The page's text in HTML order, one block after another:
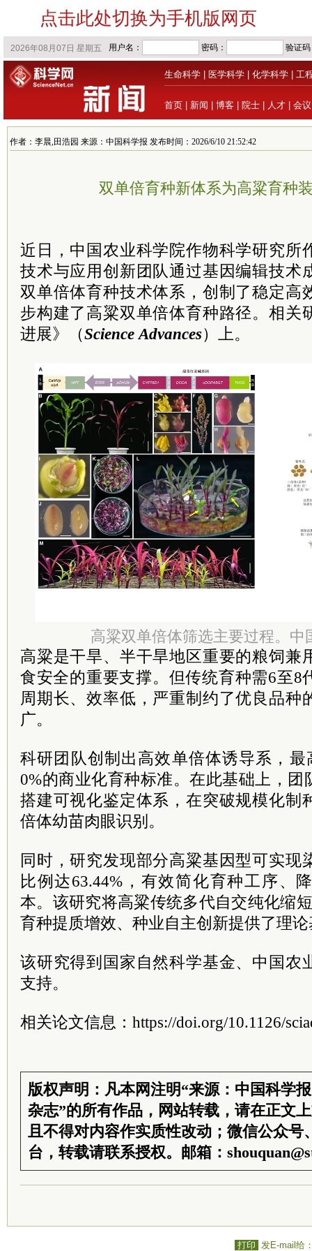
点击此处切换为手机版网页
生命科学 医学科学 化学科学 工
首页 新闻 博客 院士 人才 会议
作者：李晨,田浩园 来源：中国科学报 发布时间：2026/6/10 21:52:42
双单倍育种新体系为高粱育种
近日，中国农业科学院作物科学研究所
技术与应用创新团队通过基因编辑技术
双单倍体育种技术体系，创制了稳定高
步构建了高粱双单倍体育种路径。相关
进展》（Science Advances）上。
高粱双单倍体筛选主要过程。中
高粱是干旱、半干旱地区重要的粮饲兼
食安全的重要支撑。但传统育种需6至8
周期长、效率低，严重制约了优良品种
广。
科研团队创制出高效单倍体诱导系，最
0%的商业化育种标准。在此基础上，团
搭建可视化鉴定体系，在突破规模化制
倍体幼苗肉眼识别。
同时，研究发现部分高粱基因型可实现
比例达63.44%，有效简化育种工序、
本。该研究将高粱传统多代自交纯化缩
育种提质增效、种业自主创新提供了理
该研究得到国家自然科学基金、中国农
支持。
相关论文信息：https://doi.org/10.1126/
版权声明：凡本网注明“来源：中国科学
杂志”的所有作品，网站转载，请在正文
且不得对内容作实质性改动；微信公众号
台，转载请联系授权。邮箱：
打印 发E-mail给